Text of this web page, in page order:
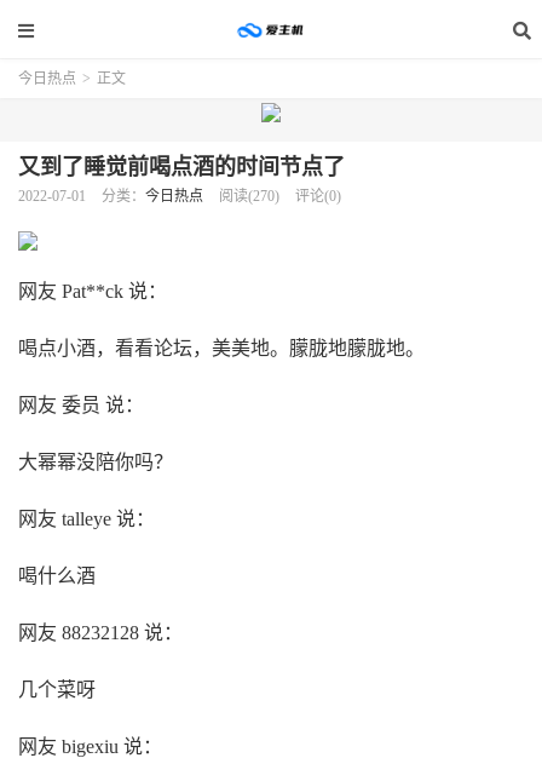
今日热点 > 正文
又到了睡觉前喝点酒的时间节点了
2022-07-01 分类： 今日热点 阅读(270) 评论(0)
网友 Pat**ck 说：
喝点小酒，看看论坛，美美地。朦胧地朦胧地。
网友 委员 说：
大幂幂没陪你吗？
网友 talleye 说：
喝什么酒
网友 88232128 说：
几个菜呀
网友 bigexiu 说：